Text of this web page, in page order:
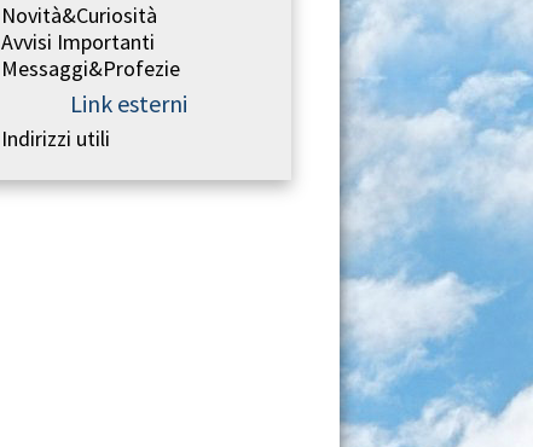
Novità&Curiosità
Avvisi Importanti
Messaggi&Profezie
Link esterni
Indirizzi utili